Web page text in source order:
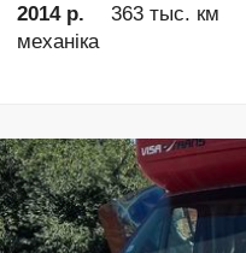
2014 р.
363 тыс. км
механіка